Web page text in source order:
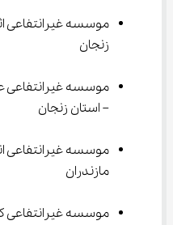
موسسه غیرانتفاعی
زنجان
موسسه غیرانتفاعی
– استان زنجان
مازندران
موسسه غیرانتفاعی